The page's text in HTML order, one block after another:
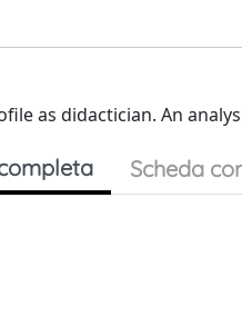
as didactician. An
Scheda